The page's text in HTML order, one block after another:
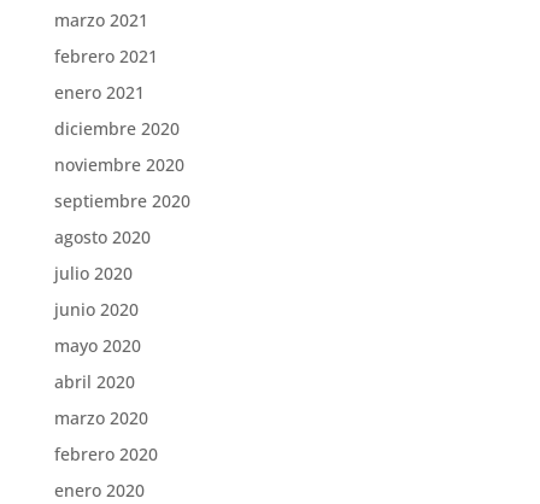
marzo 2021
febrero 2021
enero 2021
diciembre 2020
noviembre 2020
septiembre 2020
agosto 2020
julio 2020
junio 2020
mayo 2020
abril 2020
marzo 2020
febrero 2020
enero 2020